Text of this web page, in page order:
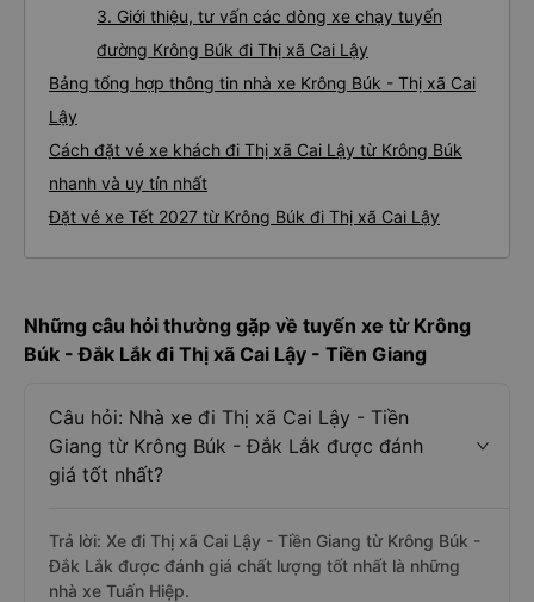
3. Giới thiệu, tư vấn các dòng xe chạy tuyến
đường Krông Búk đi Thị xã Cai Lậy
Bảng tổng hợp thông tin nhà xe Krông Búk - Thị xã Cai
Lậy
Cách đặt vé xe khách đi Thị xã Cai Lậy từ Krông Búk
nhanh và uy tín nhất
Đặt vé xe Tết 2027 từ Krông Búk đi Thị xã Cai Lậy
Những câu hỏi thường gặp về tuyến xe từ Krông
Búk - Đắk Lắk đi Thị xã Cai Lậy - Tiền Giang
Câu hỏi: Nhà xe đi Thị xã Cai Lậy - Tiền
Giang từ Krông Búk - Đắk Lắk được đánh
giá tốt nhất?
Trả lời: Xe đi Thị xã Cai Lậy - Tiền Giang từ Krông Búk -
Đắk Lắk được đánh giá chất lượng tốt nhất là những
nhà xe Tuấn Hiệp.